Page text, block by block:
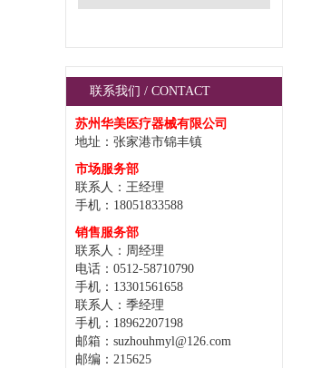
联系我们 / CONTACT
苏州华美医疗器械有限公司
地址：张家港市锦丰镇
市场服务部
联系人：王经理
手机：18051833588
销售服务部
联系人：周经理
电话：0512-58710790
手机：13301561658
联系人：季经理
手机：18962207198
邮箱：suzhouhmyl@126.com
邮编：215625